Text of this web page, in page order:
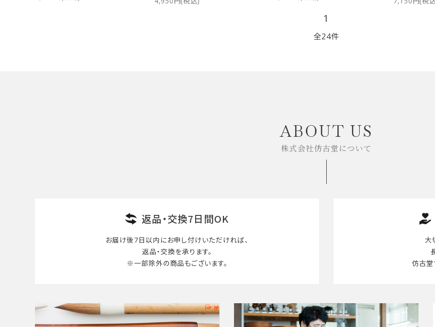
1
全24件
ABOUT US
株式会社仿古堂について
返品・交換7日間OK
お届け後7日以内にお申し付けいただければ、
返品・交換を承ります。
※一部除外の商品もございます。
大
仿古堂